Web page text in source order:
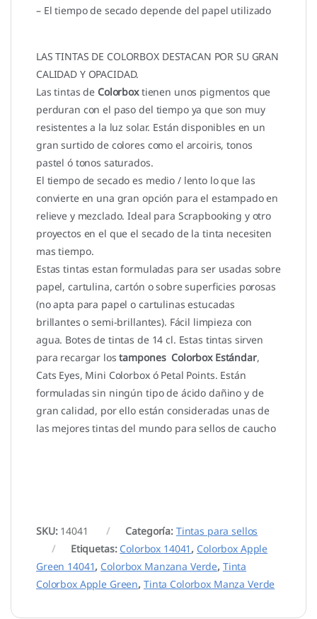
– El tiempo de secado depende del papel utilizado
LAS TINTAS DE COLORBOX DESTACAN POR SU GRAN
CALIDAD Y OPACIDAD.
Las tintas de Colorboxtienen unos pigmentos que
perduran con el paso del tiempo ya que son muy
resistentes a la luz solar. Están disponibles en un
gran surtido de colores como el arcoiris, tonos
pastel ó tonos saturados.
El tiempo de secado es medio / lento lo que las
convierte en una gran opción para el estampado en
relieve y mezclado. Ideal para Scrapbooking y otro
proyectos en el que el secado de la tinta necesiten
mas tiempo.
Estas tintas estan formuladas para ser usadas sobre
papel, cartulina, cartón o sobre superficies porosas
(no apta para papel o cartulinas estucadas
brillantes o semi-brillantes). Fácil limpieza con
agua. Botes de tintas de 14 cl. Estas tintas sirven
para recargar lostampones Colorbox Estándar,
Cats Eyes, Mini Colorbox ó Petal Points. Están
formuladas sin ningún tipo de ácido dañino y de
gran calidad, por ello están consideradas unas de
las mejores tintas del mundo para sellos de caucho
SKU: 14041 Categoría: Tintas para sellos
Etiquetas: Colorbox 14041 , Colorbox Apple
Green 14041, Colorbox Manzana Verde, Tinta
Colorbox Apple Green, Tinta Colorbox Manza Verde